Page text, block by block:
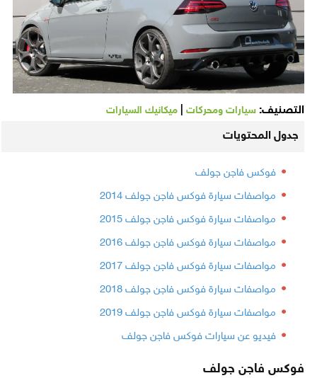
التصنيف: سيارات ومحركات| ميكانيك السيارات
جدول المحتويات
فوكس فاجن جولف
مواصفات سيارة فوكس فاجن جولف 2014
مواصفات سيارة فوكس فاجن جولف 2015
مواصفات سيارة فوكس فاجن جولف 2016
مواصفات سيارة فوكس فاجن جولف 2017
مواصفات سيارة فوكس فاجن جولف 2018
مواصفات سيارة فوكس فاجن جولف 2019
فيديو عن سيارات فوكس فاجن جولف
فوكس فاجن جولف